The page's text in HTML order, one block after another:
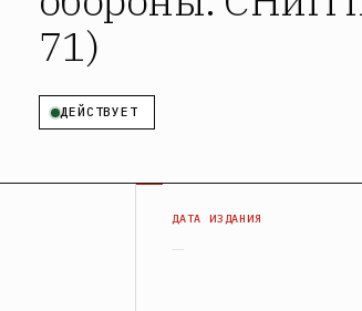
71)
ДЕЙСТВУЕТ
ДАТА ИЗДАНИЯ
—